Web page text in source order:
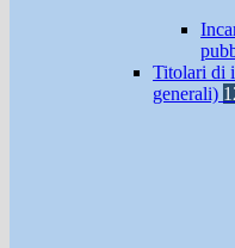
Titolari di
generali)